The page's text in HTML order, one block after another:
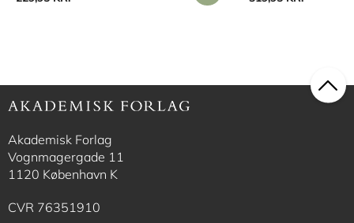
Akademisk Forlag
Vognmagergade 11
1120 København K
CVR 76351910